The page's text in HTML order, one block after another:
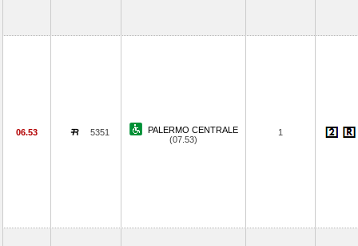
06.53 5351
PALERMO CENTRALE
(07.53)
1